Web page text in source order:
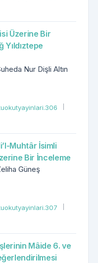
Üzerine Bir
Yıldıztepe
Nur Dişli Altın
Muhtâr İsimli
Bir İnceleme
Güneş
Mâide 6. ve